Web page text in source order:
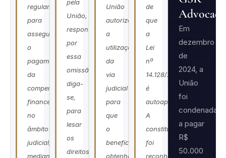
regulamentação
para
assegurar
o
pagamento
da
compensação
financeira
no
âmbito
judicial,
mediante
pela
União,
responsável
por
essa
omissão,
diga-
se,
para
lesar
os
direitos
União
autoriza
a
utilização
da
via
judicial
para
que
o
beneficiário
obtenha
de
que
a
Lei
nº
14.128/2021
é
autoaplicável.
A
constitucionalidade
foi
reconhecida
Em
dezembro
de
2024, a
União
foi
condenada
a pagar
R$
50.000